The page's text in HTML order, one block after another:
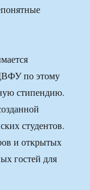
по этому
стипендию.
студентов.
и открытых
гостей для